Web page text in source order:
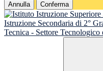
Annulla Conferma
Istruzione Secondaria di 2°
Tecnica - Settore Tecnologico